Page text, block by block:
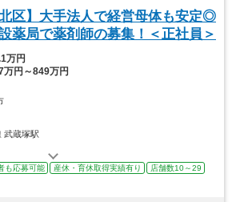
北区】大手法人で経営母体も安定◎
薬局で薬剤師の募集！＜正社員＞
万円
万円～849万円
武蔵塚駅
も応募可能 産休・育休取得実績有り
店舗数10～29